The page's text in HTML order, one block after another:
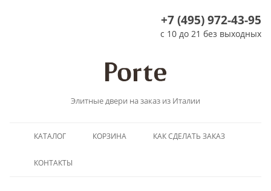
+7 (495) 972-43-95
с 10 до 21 без выходных
Элитные двери на заказ из Италии
КАТАЛОГ КОРЗИНА КАК СДЕЛАТЬ ЗАКАЗ
КОНТАКТЫ